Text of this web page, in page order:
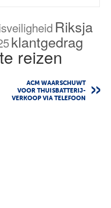
Riksja
klantgedrag
reizen
ACM WAARSCHUWT
VOOR THUISBATTERIJ-
VERKOOP VIA TELEFOON